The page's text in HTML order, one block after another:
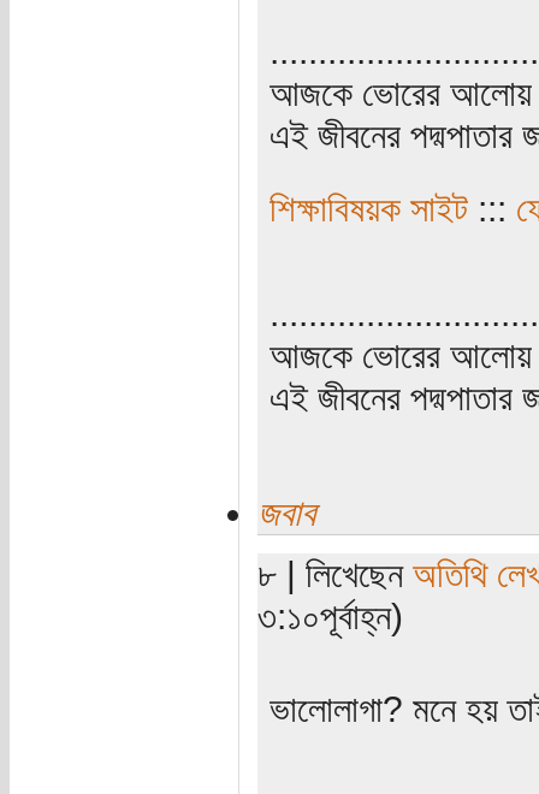
আজকে ভোরের আলোয়
এই জীবনের পদ্মপাতার
শিক্ষাবিষয়ক সাইট:::
আজকে ভোরের আলোয়
এই জীবনের পদ্মপাতার
জবাব
৮ | লিখেছেন অতিথি
৩:১০পূর্বাহ্ন)
ভালোলাগা? মনে হয়